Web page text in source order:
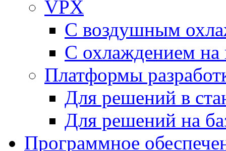
VPX
С воздушным
С охлаждением на
Платформы
Для решений в
Для решений на
Программное